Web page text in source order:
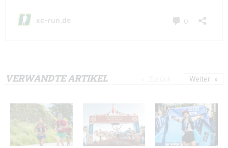
VERWANDTE ARTIKEL Weiter